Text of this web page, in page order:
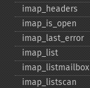
imap_​headers
imap_​is_​open
imap_​last_​error
imap_​list
imap_​listmailbox
imap_​listscan